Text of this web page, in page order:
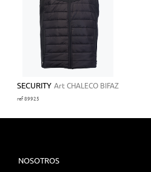
SECURITY Art CHALECO BIFAZ
ref 89925
NOSOTROS